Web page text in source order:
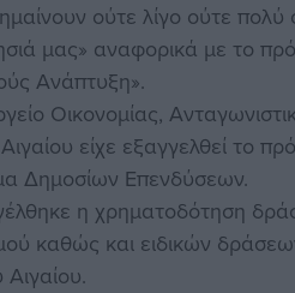
ούτε λίγο ούτε πολύ
μας» αναφορικά με το
Ανάπτυξη».
Οικονομίας,
είχε εξαγγελθεί το
Δημοσίων Επενδύσεων.
η χρηματοδότηση
καθώς και ειδικών